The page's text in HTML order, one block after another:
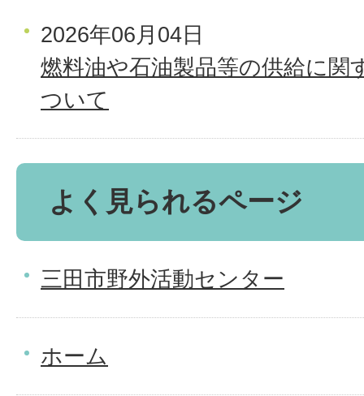
2026年06月04日
燃料油や石油製品等の供給に関
ついて
よく見られるページ
三田市野外活動センター
ホーム